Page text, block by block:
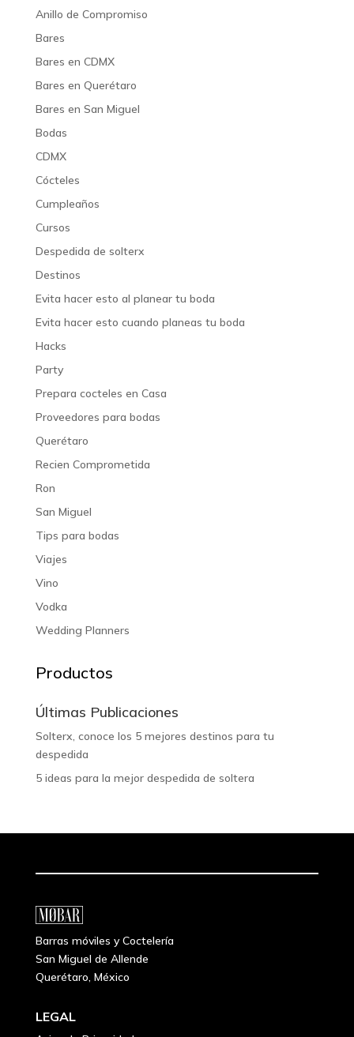
Anillo de Compromiso
Bares
Bares en CDMX
Bares en Querétaro
Bares en San Miguel
Bodas
CDMX
Cócteles
Cumpleaños
Cursos
Despedida de solterx
Destinos
Evita hacer esto al planear tu boda
Evita hacer esto cuando planeas tu boda
Hacks
Party
Prepara cocteles en Casa
Proveedores para bodas
Querétaro
Recien Comprometida
Ron
San Miguel
Tips para bodas
Viajes
Vino
Vodka
Wedding Planners
Productos
Últimas Publicaciones
Solterx, conoce los 5 mejores destinos para tu
despedida
5 ideas para la mejor despedida de soltera
Barras móviles y Coctelería
San Miguel de Allende
Querétaro, México
LEGAL